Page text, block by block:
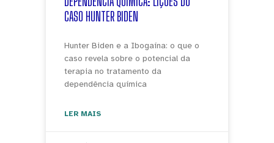
CASO HUNTER BIDEN
Hunter Biden e a Ibogaína: o que o
caso revela sobre o potencial da
terapia no tratamento da
dependência química
LER MAIS